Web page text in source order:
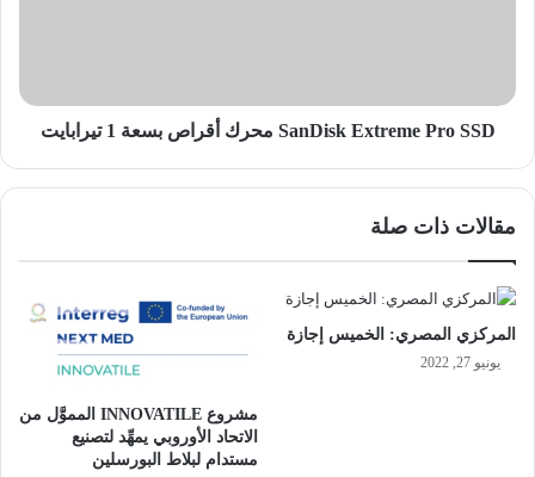
تيرابايت
SanDisk Extreme Pro SSD محرك أقراص بسعة 1 تيرابايت
مقالات ذات صلة
المركزي المصري: الخميس إجازة
يونيو 27, 2022
مشروع INNOVATILE المموَّل من
الاتحاد الأوروبي يمهِّد لتصنيع
مستدام لبلاط البورسلين